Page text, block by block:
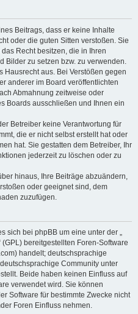
Beitrags, dass er keine Inhalte
oder die guten Sitten verstoßen. Sie
Recht besitzen, die in Ihren
Bilder zu setzen bzw. zu verwenden.
Hausrecht aus. Bei Verstößen gegen
anderer im Board veröffentlichten
Abmahnung zeitweise oder
Boards ausschließen und Ihnen ein
Betreiber keine Verantwortung für
die er nicht selbst erstellt hat oder
hat. Sie gestatten dem Betreiber, Ihr
jederzeit zu löschen oder zu
hinaus, Ihre Beiträge abzuändern,
oder geeignet sind, dem
zuzufügen.
sich bei phpBB um eine unter der „
(GPL) bereitgestellten Foren-Software
handelt; deutschsprachige
Community unter
Beide haben keinen Einfluss auf
verwendet wird. Sie können
Software für bestimmte Zwecke nicht
Foren Einfluss nehmen.